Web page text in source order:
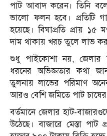
পাট আবাদ করেন। তিনি
ভালো ফলন হবে। প্রতিটি
হয়েছে। বিঘাপ্রতি প্রায়
দাম থাকায় খরচ তুলে লাভ
শুধু পাইকোশা নয়, জেলার
ধরনের অভিজ্ঞতার কথা
তুলনায় লাভের পরিমাণ
আরও বেশি জমিতে পাট
বর্তমানে জেলার হাট-
উঠেছে। বাজারে মেস্তা